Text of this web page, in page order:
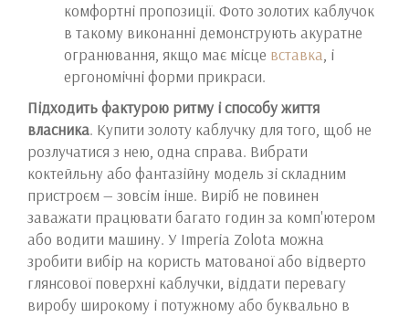
комфортні пропозиції. Фото золотих каблучок
в такому виконанні демонструють акуратне
огранювання, якщо має місце вставка, і
ергономічні форми прикраси.
Підходить фактурою ритму і способу життя
власника. Купити золоту каблучку для того, щоб не
розлучатися з нею, одна справа. Вибрати
коктейльну або фантазійну модель зі складним
пристроєм — зовсім інше. Виріб не повинен
заважати працювати багато годин за комп'ютером
або водити машину. У Imperia Zolota можна
зробити вибір на користь матованої або відверто
глянсової поверхні каблучки, віддати перевагу
виробу широкому і потужному або буквально в